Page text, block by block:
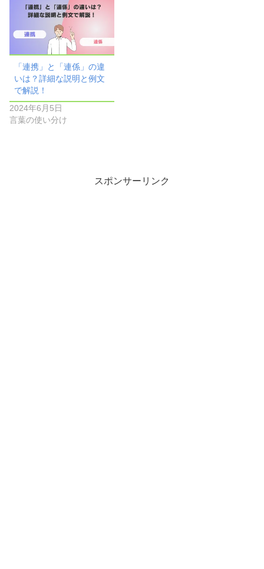
「連携」と「連係」の違
いは？詳細な説明と例文
で解説！
2024年6月5日
言葉の使い分け
スポンサーリンク